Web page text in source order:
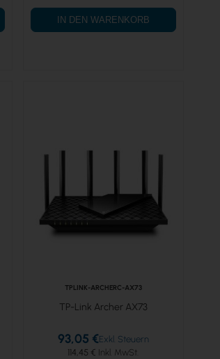
IN DEN WARENKORB
TPLINK-ARCHERC-AX73
TP-Link Archer AX73
114,45 €
93,05 €